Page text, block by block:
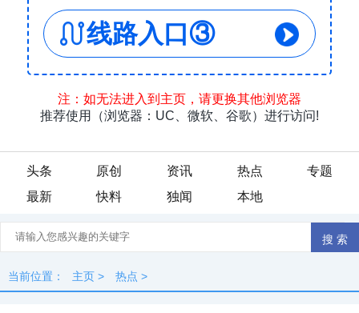
头条 原创 资讯 热点
专题
最新
快料 独闻 本地
当前位置： 主页 > 热点 >